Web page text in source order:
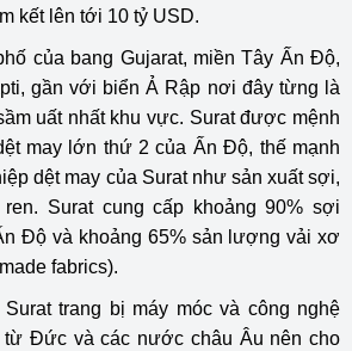
kết lên tới 10 tỷ USD.
của bang Gujarat, miền Tây Ấn Độ,
gần với biển Ả Rập nơi đây từng là
uất nhất khu vực. Surat được mệnh
may lớn thứ 2 của Ấn Độ, thế mạnh
dệt may của Surat như sản xuất sợi,
Surat cung cấp khoảng 90% sợi
Độ và khoảng 65% sản lượng vải xơ
fabrics).
trang bị máy móc và công nghệ
từ Đức và các nước châu Âu nên cho